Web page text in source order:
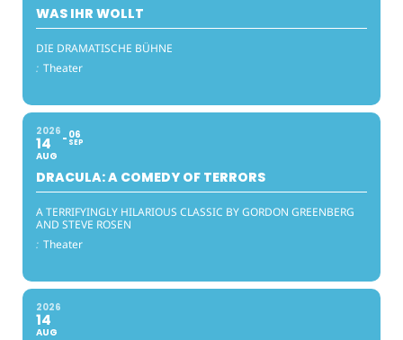
WAS IHR WOLLT
DIE DRAMATISCHE BÜHNE
: Theater
2026
14
AUG
06
SEP
DRACULA: A COMEDY OF TERRORS
A TERRIFYINGLY HILARIOUS CLASSIC BY GORDON GREENBERG
AND STEVE ROSEN
: Theater
2026
14
AUG